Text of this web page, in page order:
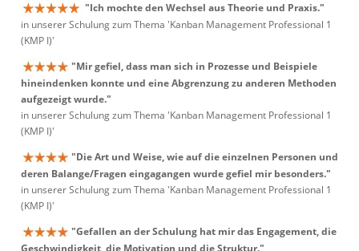
"Ich mochte den Wechsel aus Theorie und Praxis."
in unserer Schulung zum Thema 'Kanban Management Professional 1
(KMP I)'
"Mir gefiel, dass man sich in Prozesse und Beispiele
hineindenken konnte und eine Abgrenzung zu anderen Methoden
aufgezeigt wurde."
in unserer Schulung zum Thema 'Kanban Management Professional 1
(KMP I)'
"Die Art und Weise, wie auf die einzelnen Personen und
deren Balange/Fragen eingagangen wurde gefiel mir besonders."
in unserer Schulung zum Thema 'Kanban Management Professional 1
(KMP I)'
"Gefallen an der Schulung hat mir das Engagement, die